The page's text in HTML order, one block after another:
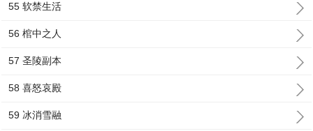
55 软禁生活
56 棺中之人
57 圣陵副本
58 喜怒哀殿
59 冰消雪融